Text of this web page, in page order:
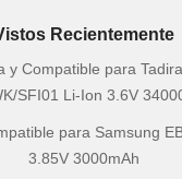
Recientemente
y Compatible para
SFI01 Li-Ion 3.6V
para Samsung
3.85V 3000mAh